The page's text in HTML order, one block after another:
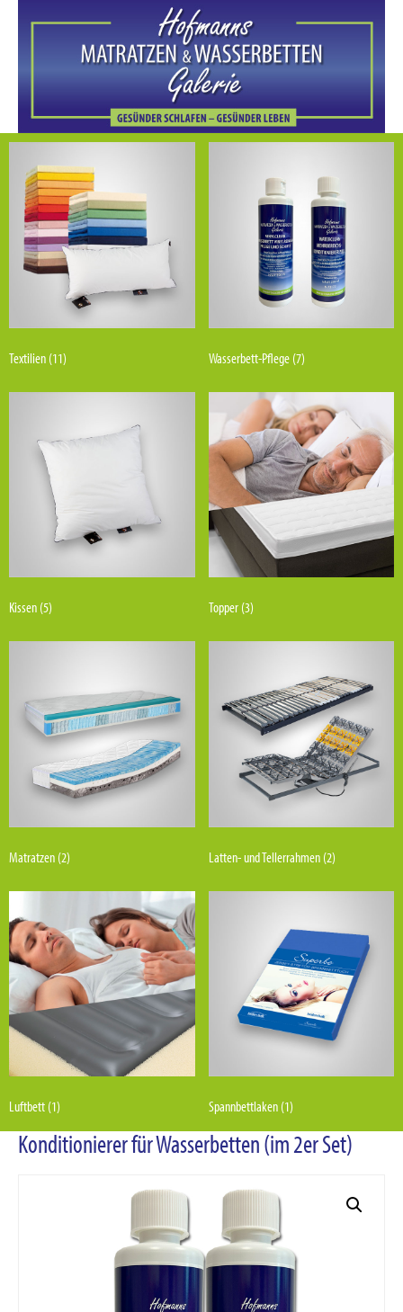
Textilien (11) Wasserbett-Pflege (7)
Kissen (5) Topper (3)
Matratzen (2) Latten- und Tellerrahmen (2)
Luftbett (1) Spannbettlaken (1)
Konditionierer für Wasserbetten (im 2er Set)